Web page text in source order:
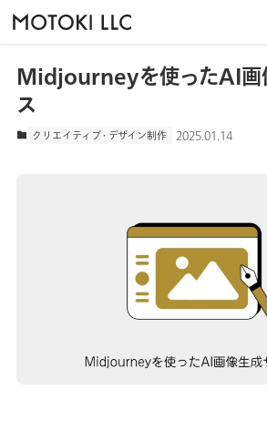
サービス
制作実績
会社情報
トップ サービス クリエイティブ・デザイン制作
Midjourneyを使ったAI画
ス
クリエイティブ・デザイン制作 2025.01.14